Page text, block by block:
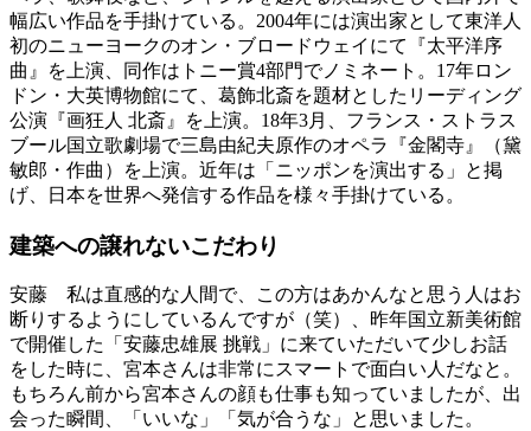
幅広い作品を手掛けている。2004年には演出家として東洋人
初のニューヨークのオン・ブロードウェイにて『太平洋序
曲』を上演、同作はトニー賞4部門でノミネート。17年ロン
ドン・大英博物館にて、葛飾北斎を題材としたリーディング
公演『画狂人 北斎』を上演。18年3月、フランス・ストラス
ブール国立歌劇場で三島由紀夫原作のオペラ『金閣寺』（黛
敏郎・作曲）を上演。近年は「ニッポンを演出する」と掲
げ、日本を世界へ発信する作品を様々手掛けている。
建築への譲れないこだわり
安藤 私は直感的な人間で、この方はあかんなと思う人はお
断りするようにしているんですが（笑）、昨年国立新美術館
で開催した「安藤忠雄展 挑戦」に来ていただいて少しお話
をした時に、宮本さんは非常にスマートで面白い人だなと。
もちろん前から宮本さんの顔も仕事も知っていましたが、出
会った瞬間、「いいな」「気が合うな」と思いました。